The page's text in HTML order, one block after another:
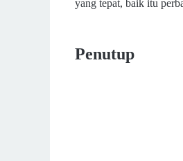
yang tepat, baik itu
Penutup